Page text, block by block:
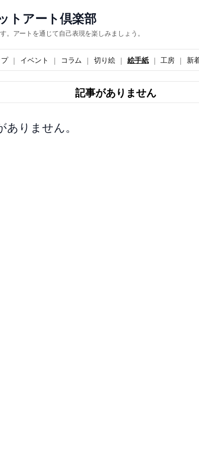
トアート倶楽部
。アートを通じて自己表現を楽しみましょう。
プ イベント コラム 切り絵 絵手紙 工房 新
記事がありません
りません。